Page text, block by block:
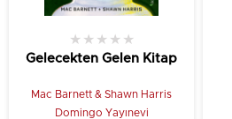
Gelecekten Gelen Kitap
★ ★ ★ ★ ★
Mac Barnett & Shawn Harris
Domingo Yayınevi